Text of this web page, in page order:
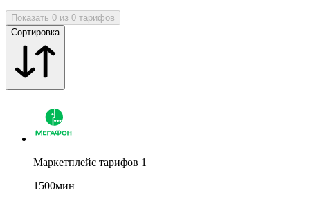
Показать 0 из 0 тарифов
Сортировка
Маркетплейс тарифов 1
1500мин